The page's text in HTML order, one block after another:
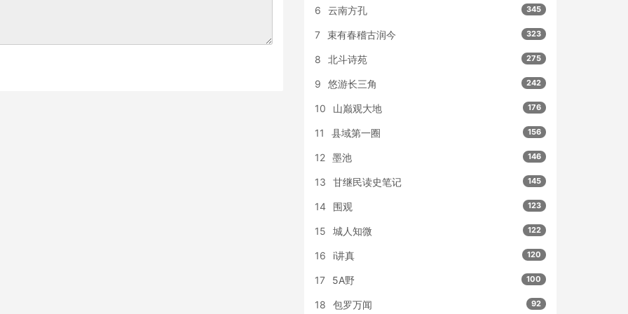
6 云南方孔 345
7 束有春稽古润今 323
8 北斗诗苑 275
9 悠游长三角 242
10 山巅观大地 176
11 县域第一圈 156
12 墨池 146
13 甘继民读史笔记 145
14 围观 123
15 城人知微 122
16 i讲真 120
17 5A野 100
18 包罗万闻 92